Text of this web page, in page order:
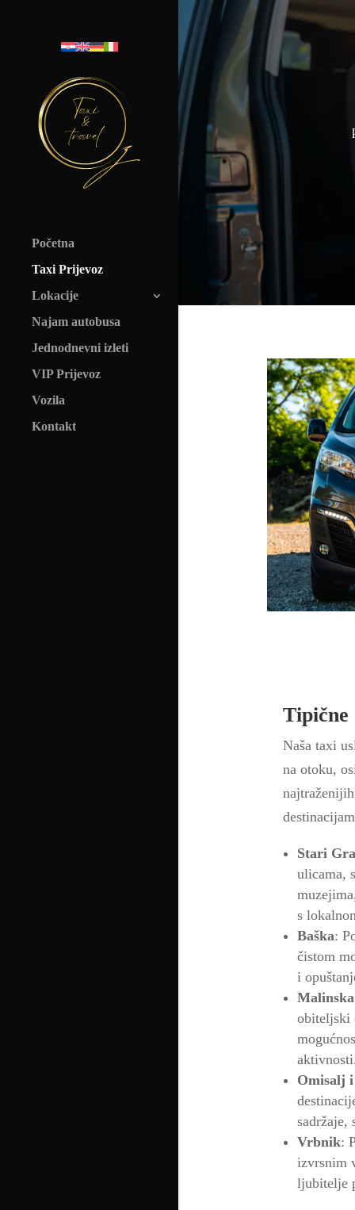
Početna
Taxi Prijevoz
Lokacije
Najam autobusa
Jednodnevni izleti
VIP Prijevoz
Vozila
Kontakt
Tipične
Naša taxi
na otoku,
Stari
ulicama,
s
Baška:
čistom
i
obiteljski
Omisalj
sadržaje,
Vrbnik:
izvrsnim
ljubitelje